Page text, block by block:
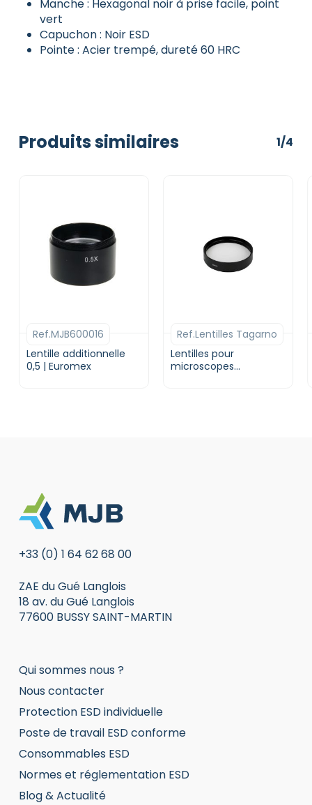
Manche : Hexagonal noir à prise facile, point
vert
Capuchon : Noir ESD
Pointe : Acier trempé, dureté 60 HRC
Produits similaires 1/4
Lentille additionnelle
0,5 | Euromex
Ref.MJB600016
Lentilles pour
microscopes
Ref.Lentilles Tagarno
+33 (0) 1 64 62 68 00
ZAE du Gué Langlois
18 av. du Gué Langlois
77600 BUSSY SAINT-MARTIN
Qui sommes nous ?
Nous contacter
Protection ESD individuelle
Poste de travail ESD conforme
Consommables ESD
Normes et réglementation ESD
Blog & Actualité